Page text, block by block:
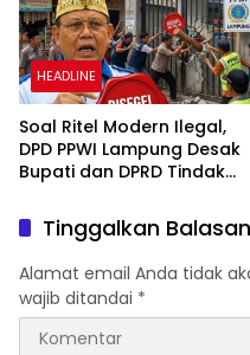
HEADLINE
Soal Ritel Modern Ilegal,
DPD PPWI Lampung Desak
Bupati dan DPRD Tindak
No 02/2016
Tinggalkan Balasan
Alamat email Anda tidak
wajib ditandai *